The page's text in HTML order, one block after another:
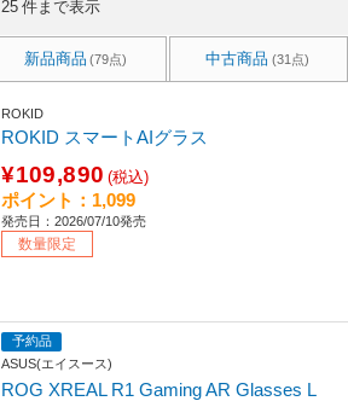
25 件まで表示
新品商品 (79点) 中古商品 (31点)
ROKID
ROKID スマートAIグラス
¥109,890 (税込)
ポイント：1,099
発売日：2026/07/10発売
数量限定
予約品
ASUS(エイスース)
ROG XREAL R1 Gaming AR Glasses L